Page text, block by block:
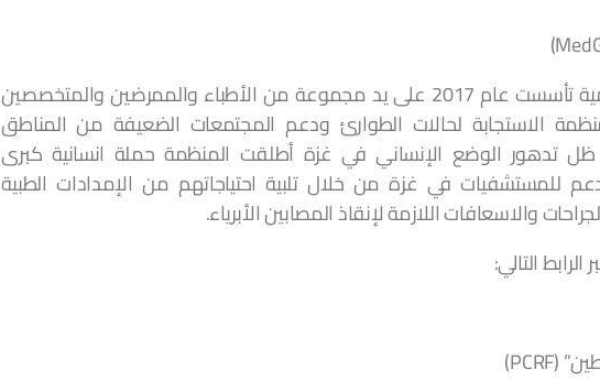
هي منظمة إنسانية غير حكومية تأسست عام 2017 على يد مجموعة من الأطباء والممرضين والمتخصصين
الاستجابة لحالات الطوارئ ودعم المجتمعات الضعيفة من المناطق
ظل تدهور الوضع الإنساني في غزة أطلقت المنظمة حملة انسانية كبرى
للمستشفيات في غزة من خلال تلبية احتياجاتهم من الإمدادات الطبية
والاسعافات اللازمة لإنقاذ المصابين الأبرياء.
التالي: